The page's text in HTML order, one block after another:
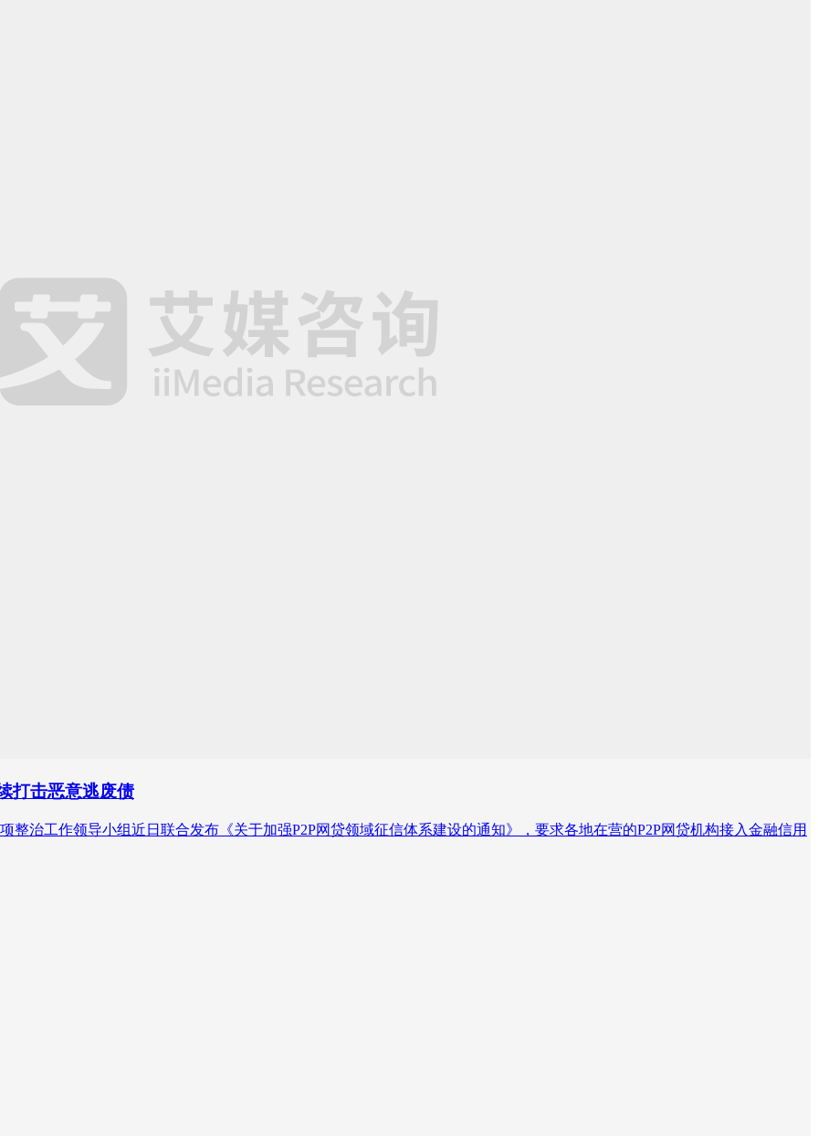
打击恶意逃废债
治工作领导小组近日联合发布《关于加强P2P网贷领域征信体系建设的通知》，要求各地在营的P2P网贷机构接入金融信用